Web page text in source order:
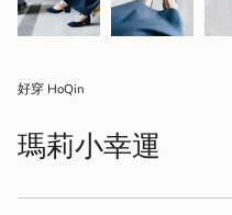
好穿 HoQin
瑪莉小幸運